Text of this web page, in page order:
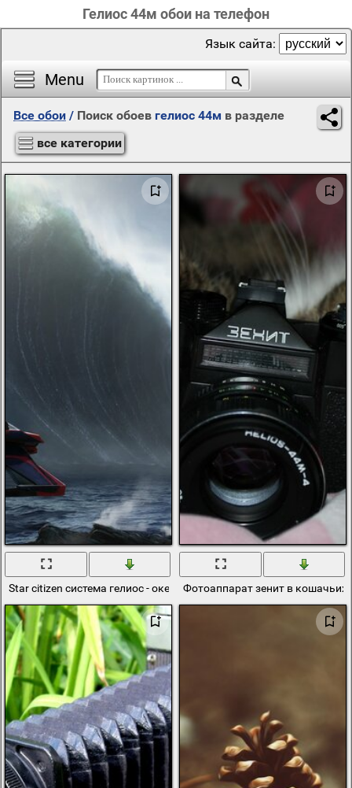
Гелиос 44м обои на телефон
Menu
Язык сайта:
Все обои / Поиск обоев гелиос 44м в разделе
все категории
Star citizen система гелиос - океанская волнаФотоаппарат зенит в кошачьих